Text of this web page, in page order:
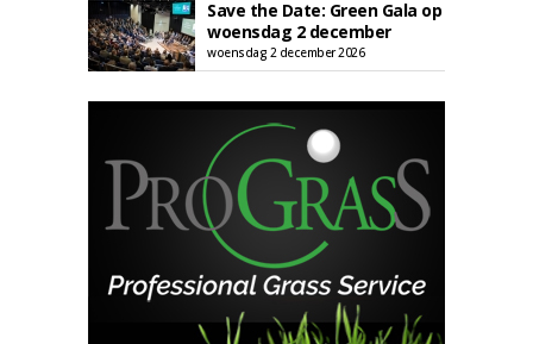
Save the Date: Green Gala op
woensdag 2 december
woensdag 2 december 2026